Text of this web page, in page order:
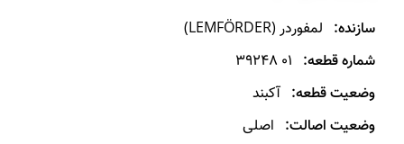
سازنده: لمفوردر (
LEMFÖRDER
)
شماره قطعه: 39248 01
وضعیت قطعه: آکبند
وضعیت اصالت: اصلی